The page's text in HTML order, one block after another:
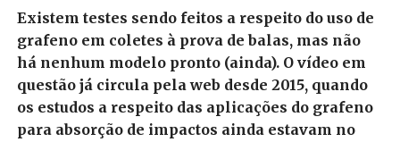
Existem testes sendo feitos a respeito do uso de
grafeno em coletes à prova de balas, mas não
há nenhum modelo pronto (ainda). O vídeo em
questão já circula pela web desde 2015, quando
os estudos a respeito das aplicações do grafeno
para absorção de impactos ainda estavam no